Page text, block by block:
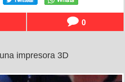
0
impresora 3D